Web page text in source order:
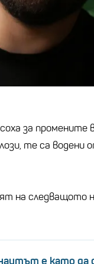
за промените
те са водени
на следващото
е като да